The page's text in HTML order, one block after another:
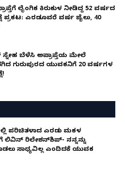
ಲೈಂಗಿಕ ಕಿರುಕುಳ ನೀಡಿದ್ದ 52 ವರ್ಷದ
ಪ್ರಕಟ: ಎರಡೂವರೆ ವರ್ಷ ಜೈಲು, ₹40
ಸ್ನೇಹ ಬೆಳೆಸಿ ಅಪ್ರಾಪ್ತೆಯ ಮೇಲೆ
ಗುರುಪುರದ ಯುವಕನಿಗೆ 20 ವರ್ಷಗಳ
ಪರಿಚಿತಳಾದ ಎರಡು ಮಕ್ಕಳ
ರಿಲೇಶನ್​ಶಿಪ್- ನನ್ನನ್ನು
ಸಾಧ್ಯವಿಲ್ಲ ಎಂದಿದಕ್ಕೆ ಯುವಕ